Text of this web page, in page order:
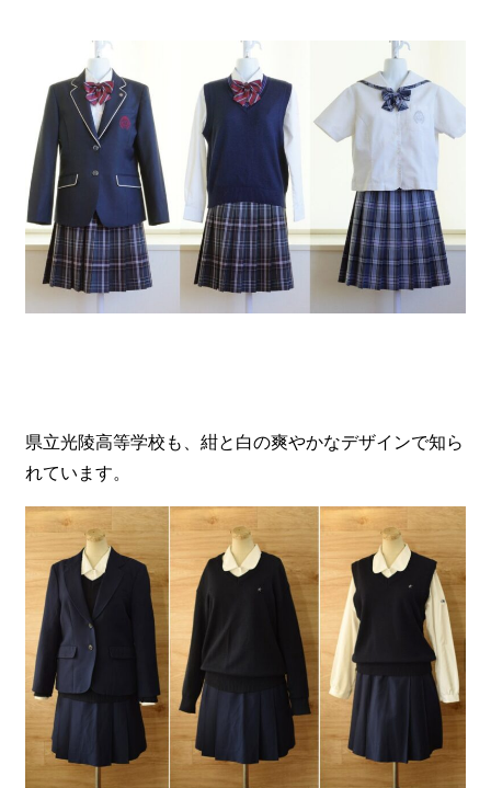
県立光陵高等学校も、紺と白の爽やかなデザインで知ら
れています。